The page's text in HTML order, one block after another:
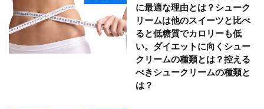
に最適な理由とは？シューク
リームは他のスイーツと比べ
ると低糖質でカロリーも低
い。ダイエットに向くシュー
クリームの種類とは？控える
べきシュークリームの種類と
は？